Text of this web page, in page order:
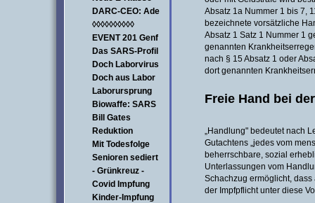
DARC-CEO: Ade
◊◊◊◊◊◊◊◊◊◊
EVENT 201 Genf
Das SARS-Profil
Doch Laborvirus
Doch aus Labor
Laborursprung
Biowaffe: SARS
Bill Gates
Reduktion
Mit Todesfolge
Senioren sediert
- Grünkreuz -
Covid Impfung
Kinder-Impfung
Absatz 1a Nummer 1 bis 7,
bezeichnete vorsätzliche
Absatz 1 Satz 1 Nummer 1
genannten
nach § 15 Absatz 1 oder
dort genannten
Freie Hand bei
„Handlung" bedeutet nach
Gutachtens „jedes vom
beherrschbare, sozial
Unterlassungen vom
Schachzug ermöglicht,
der Impfpflicht unter diese